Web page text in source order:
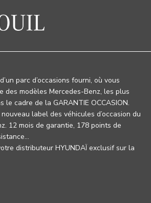
parc d’occasions fourni, où vous
des modèles Mercedes-Benz, les plus
le cadre de la GARANTIE OCCASION.
label des véhicules d’occasion du
12 mois de garantie, 178 points de
distributeur HYUNDAÏ exclusif sur la